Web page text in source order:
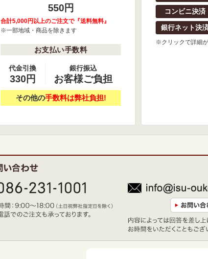
550円
合計5,000円以上のご注文で『送料無料』
※一部地域・商品を除きます
お支払い手数料
代金引換
330円
銀行振込
お客様ご負担
その他の手数料は弊社負担!
コンビニ決済
銀行ネット決
※クリックで詳細が